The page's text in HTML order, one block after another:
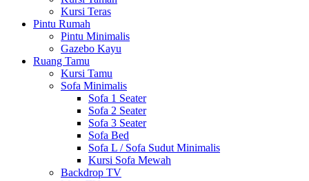
Kursi Teras
Pintu Rumah
Pintu Minimalis
Gazebo Kayu
Ruang Tamu
Kursi Tamu
Sofa Minimalis
Sofa 1 Seater
Sofa 2 Seater
Sofa 3 Seater
Sofa Bed
Sofa L / Sofa Sudut Minimalis
Kursi Sofa Mewah
Backdrop TV